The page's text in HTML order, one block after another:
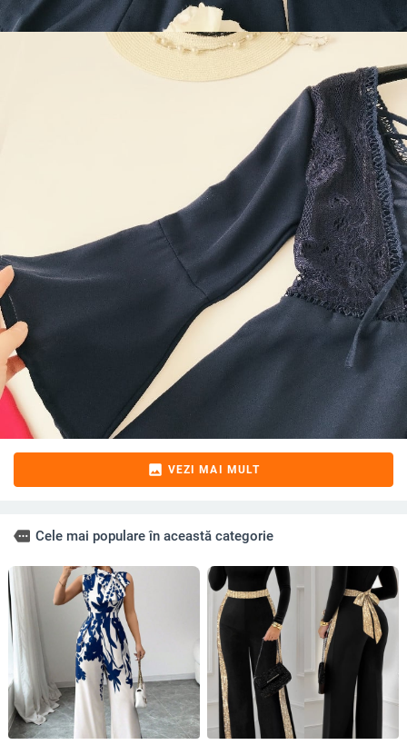
image VEZI MAI MULT
more Cele mai populare în această categorie